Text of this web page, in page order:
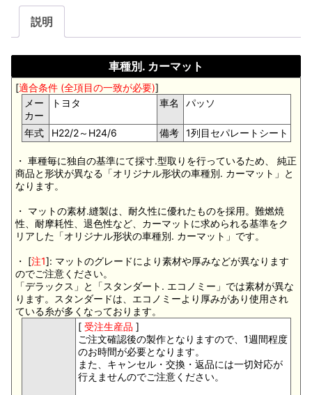
説明
車種別. カーマット
[適合条件 (全項目の一致が必要)]
メー
カー
トヨタ 車名 パッソ
年式 H22/2～H24/6 備考 1列目セパレートシート
・ 車種毎に独自の基準にて採寸.型取りを行っているため、 純正
商品と形状が異なる「オリジナル形状の車種別. カーマット」と
なります。
・ マットの素材.縫製は、耐久性に優れたものを採用。難燃焼
性、耐摩耗性、退色性など、カーマットに求められる基準をク
リアした「オリジナル形状の車種別. カーマット」です。
・ [注1]: マットのグレードにより素材や厚みなどが異なります
のでご注意ください。
「デラックス」と「スタンダート. エコノミー」では素材が異な
ります。スタンダードは、エコノミーより厚みがあり使用され
ている糸が多くなっております。
[ 受注生産品 ]
ご注文確認後の製作となりますので、1週間程度
のお時間が必要となります。
また、キャンセル・交換・返品には一切対応が
行えませんのでご注意ください。